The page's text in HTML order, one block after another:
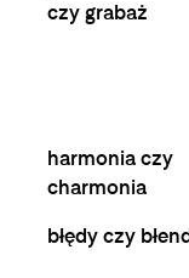
czy grabaż
harmonia czy
charmonia
błędy czy